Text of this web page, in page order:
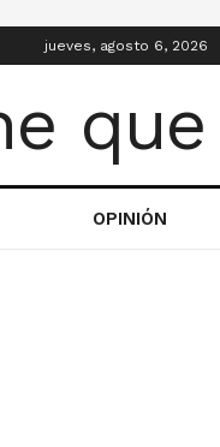
jueves, agosto 6, 2026
OPINIÓN